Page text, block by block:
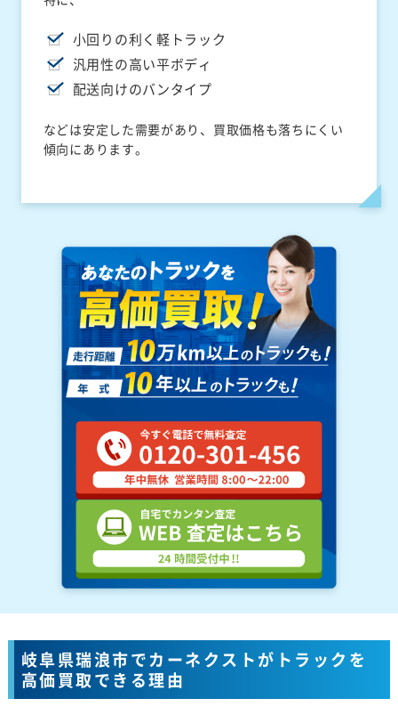
小回りの利く軽トラック
汎用性の高い平ボディ
配送向けのバンタイプ
などは安定した需要があり、買取価格も落ちにくい
傾向にあります。
岐阜県瑞浪市でカーネクストがトラックを
高価買取できる理由